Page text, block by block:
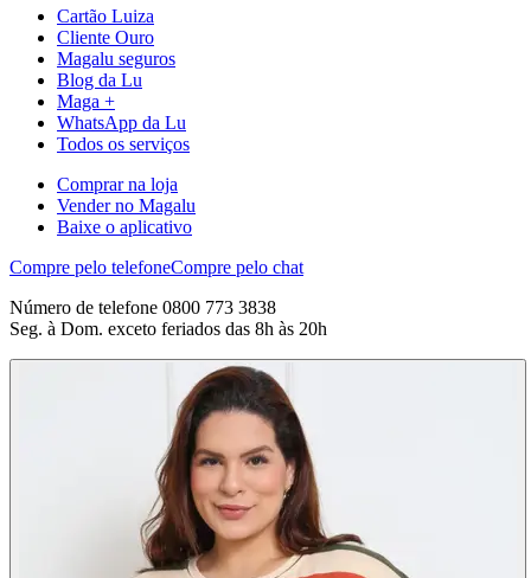
Cartão Luiza
Cliente Ouro
Magalu seguros
Blog da Lu
Maga +
WhatsApp da Lu
Todos os serviços
Comprar na loja
Vender no Magalu
Baixe o aplicativo
Compre pelo telefoneCompre pelo chat
Número de telefone 0800 773 3838
Seg. à Dom. exceto feriados das 8h às 20h